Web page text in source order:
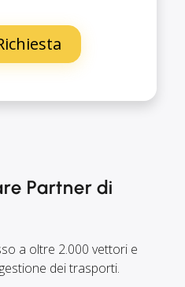
Partner di
a oltre 2.000 vettori e
dei trasporti.